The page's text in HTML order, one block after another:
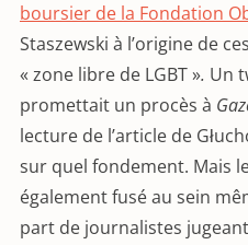
boursier de la Fondation
Staszewski à l’origine de
« zone libre de LGBT ». Un
promettait un procès à
lecture de l’article de
sur quel fondement. Mais
également fusé au sein
part de journalistes